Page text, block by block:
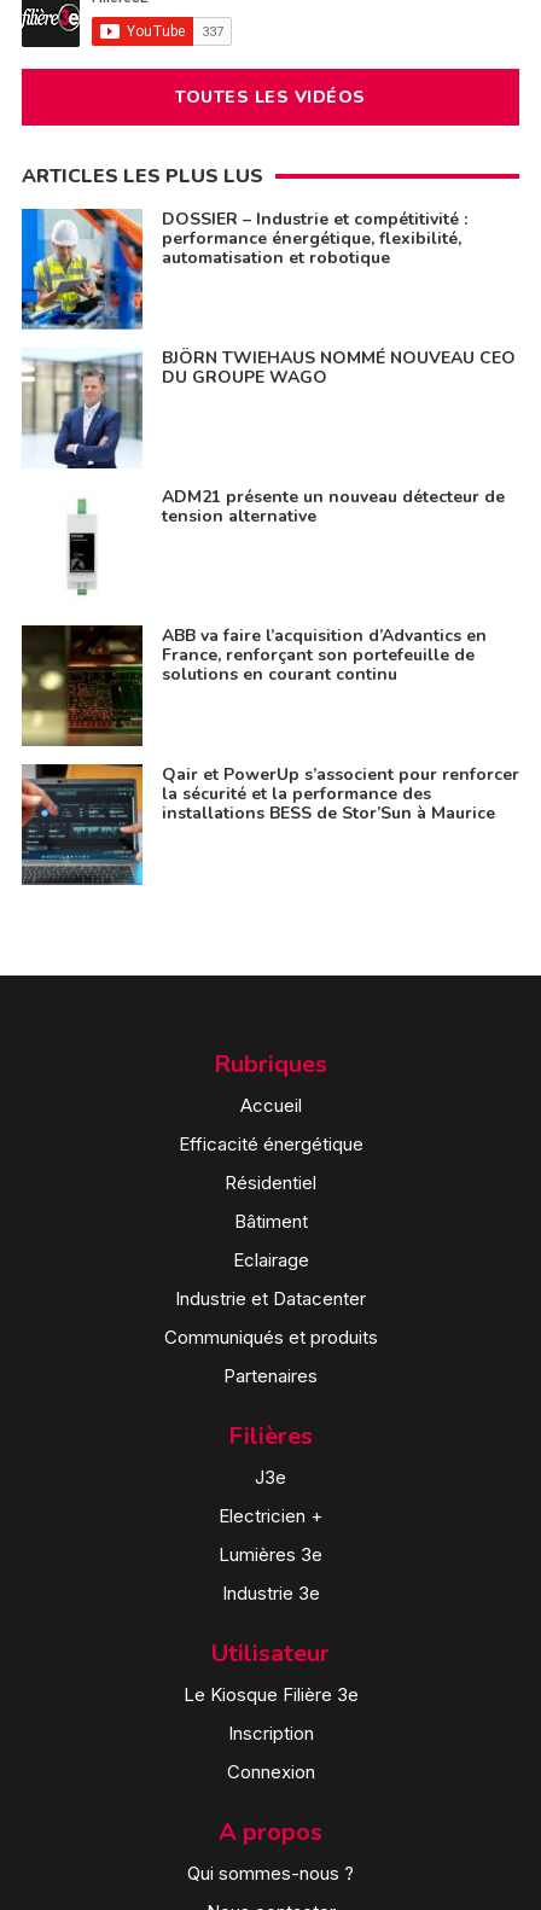
TOUTES LES VIDÉOS
ARTICLES LES PLUS LUS
DOSSIER – Industrie et compétitivité :
performance énergétique, flexibilité,
automatisation et robotique
BJÖRN TWIEHAUS NOMMÉ NOUVEAU CEO
DU GROUPE WAGO
ADM21 présente un nouveau détecteur de
tension alternative
ABB va faire l’acquisition d’Advantics en
France, renforçant son portefeuille de
solutions en courant continu
Qair et PowerUp s’associent pour renforcer
la sécurité et la performance des
installations BESS de Stor’Sun à Maurice
Rubriques
Accueil
Efficacité énergétique
Résidentiel
Bâtiment
Eclairage
Industrie et Datacenter
Communiqués et produits
Partenaires
Filières
J3e
Electricien +
Lumières 3e
Industrie 3e
Utilisateur
Le Kiosque Filière 3e
Inscription
Connexion
A propos
Qui sommes-nous ?